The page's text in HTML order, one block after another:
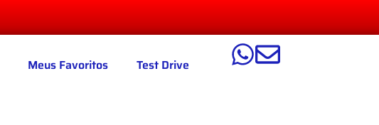
Meus Favoritos
Test Drive